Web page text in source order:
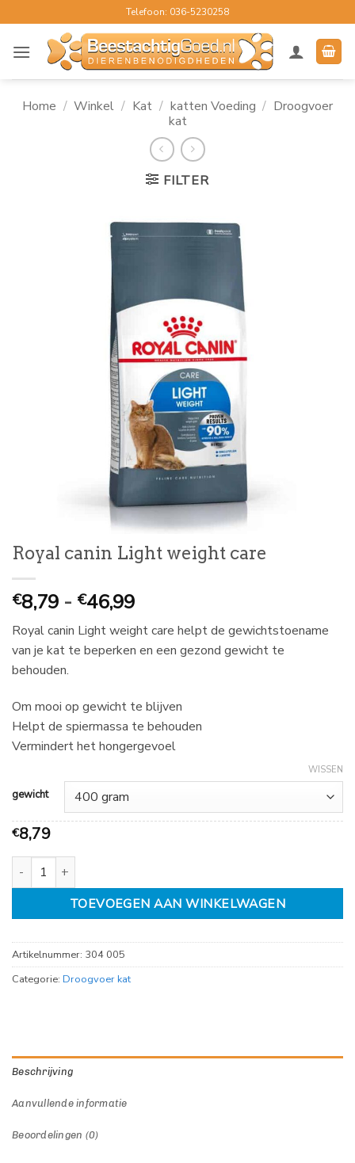
naar
inhoud
Telefoon: 036-5230258
Home / Winkel / Kat / katten Voeding / Droogvoer
kat
FILTER
Royal canin Light weight care
€8,79 - €46,99Prijsklasse:
€
8,79
tot
46,99
Royal canin Light weight care helpt de gewichtstoename
van je kat te beperken en een gezond gewicht te
behouden.
Om mooi op gewicht te blijven
Helpt de spiermassa te behouden
Vermindert het hongergevoel
gewicht
WISSEN
€8,79
Royal canin Light weight care aantal
TOEVOEGEN AAN WINKELWAGEN
Artikelnummer: 304 005
Categorie: Droogvoer kat
Beschrijving
Aanvullende informatie
Beoordelingen (0)